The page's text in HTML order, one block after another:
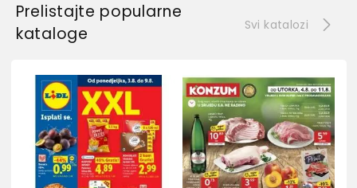
Prelistajte popularne
kataloge
Svi katalozi